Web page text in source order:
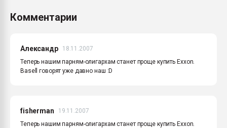
Комментарии
Александр
18.11.2007
Теперь нашим парням-олигархам станет проще купить Exxon.
Basell говорят уже давно наш :D
fisherman
19.11.2007
Теперь нашим парням-олигархам станет проще купить Exxon.